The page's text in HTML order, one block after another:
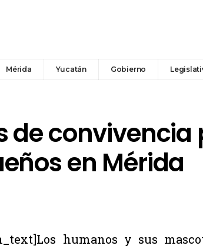
Mérida Yucatán Gobierno
de
en Mérida
humanos y sus